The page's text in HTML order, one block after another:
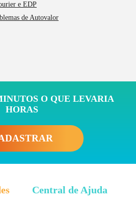
e EDP
de Autovalor
O QUE LEVARIA
HORAS
Central de Ajuda